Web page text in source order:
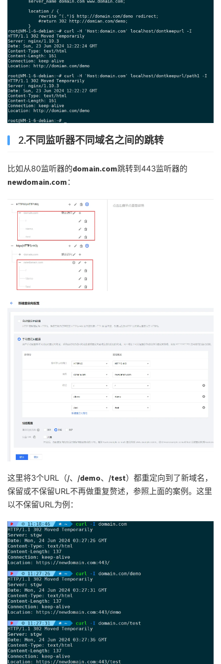
2.不同监听器不同域名之间的跳转
比如从80监听器的domain.com跳转到443监听器的
newdomain.com ：
这里将3个URL（/、 /demo、 /test）都重定向到了新域名，
保留或不保留URL不再做重复赘述，参照上面的案例。这里
以不保留URL为例：